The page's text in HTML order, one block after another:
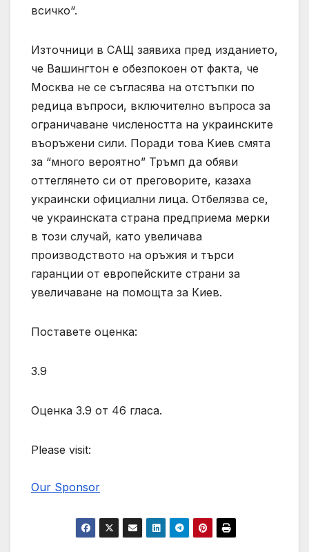
всичко“.
Източници в САЩ заявиха пред изданието,
че Вашингтон е обезпокоен от факта, че
Москва не се съгласява на отстъпки по
редица въпроси, включително въпроса за
ограничаване числеността на украинските
въоръжени сили. Поради това Киев смята
за “много вероятно” Тръмп да обяви
оттеглянето си от преговорите, казаха
украински официални лица. Отбелязва се,
че украинската страна предприема мерки
в този случай, като увеличава
производството на оръжия и търси
гаранции от европейските страни за
увеличаване на помощта за Киев.
Поставете оценка:
3.9
Оценка 3.9 от 46 гласа.
Please visit:
Our Sponsor